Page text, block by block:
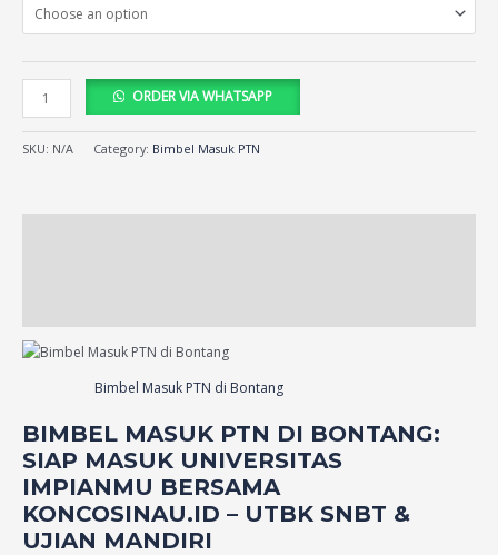
ORDER VIA WHATSAPP
SKU: N/A Category: Bimbel Masuk PTN
Bimbel Masuk PTN di Bontang
BIMBEL MASUK PTN DI BONTANG:
SIAP MASUK UNIVERSITAS
IMPIANMU BERSAMA
KONCOSINAU.ID – UTBK SNBT &
UJIAN MANDIRI